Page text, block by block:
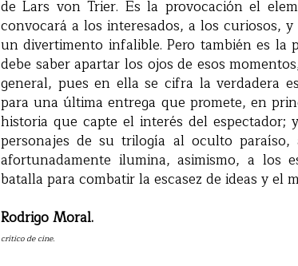
de Lars von Trier. Es la provocación el
convocará a los interesados, a los curiosos,
un divertimento infalible. Pero también es la
debe saber apartar los ojos de esos
general, pues en ella se cifra la verdadera
para una última entrega que promete, en
historia que capte el interés del
personajes de su trilogía al oculto
afortunadamente ilumina, asimismo, a
batalla para combatir la escasez de ideas y el
Rodrigo Moral.
crítico de cine.